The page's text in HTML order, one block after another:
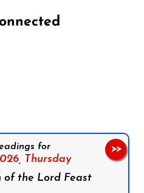
for
Thursday
of the Lord Feast
>>